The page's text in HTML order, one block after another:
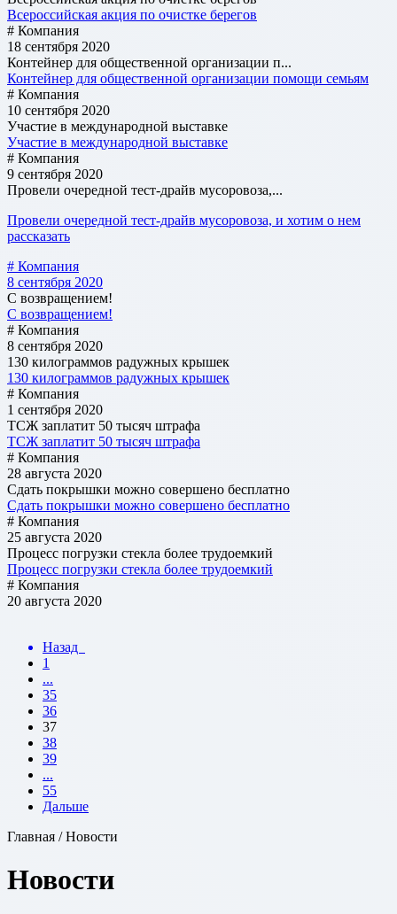
Всероссийская акция по очистке берегов
# Компания
18 сентября 2020
Контейнер для общественной организации п...
Контейнер для общественной организации помощи семьям
# Компания
10 сентября 2020
Участие в международной выставке
Участие в международной выставке
# Компания
9 сентября 2020
Провели очередной тест-драйв мусоровоза,...
Провели очередной тест-драйв мусоровоза, и хотим о нем
рассказать
# Компания
8 сентября 2020
С возвращением!
С возвращением!
# Компания
8 сентября 2020
130 килограммов радужных крышек
130 килограммов радужных крышек
# Компания
1 сентября 2020
ТСЖ заплатит 50 тысяч штрафа
ТСЖ заплатит 50 тысяч штрафа
# Компания
28 августа 2020
Cдать покрышки можно совершено бесплатно
Cдать покрышки можно совершено бесплатно
# Компания
25 августа 2020
Процесс погрузки стекла более трудоемкий
Процесс погрузки стекла более трудоемкий
# Компания
20 августа 2020
Назад
1
...
35
36
37
38
39
...
55
Дальше
Главная / Новости
Новости